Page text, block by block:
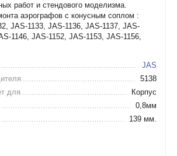
работ и стендового моделизма.
аэрографов с конусным соплом :
JAS-1133, JAS-1136, JAS-1137, JAS-
1146, JAS-1152, JAS-1153, JAS-1156,
JAS
5138
для
Корпус
0,8мм
139 мм.